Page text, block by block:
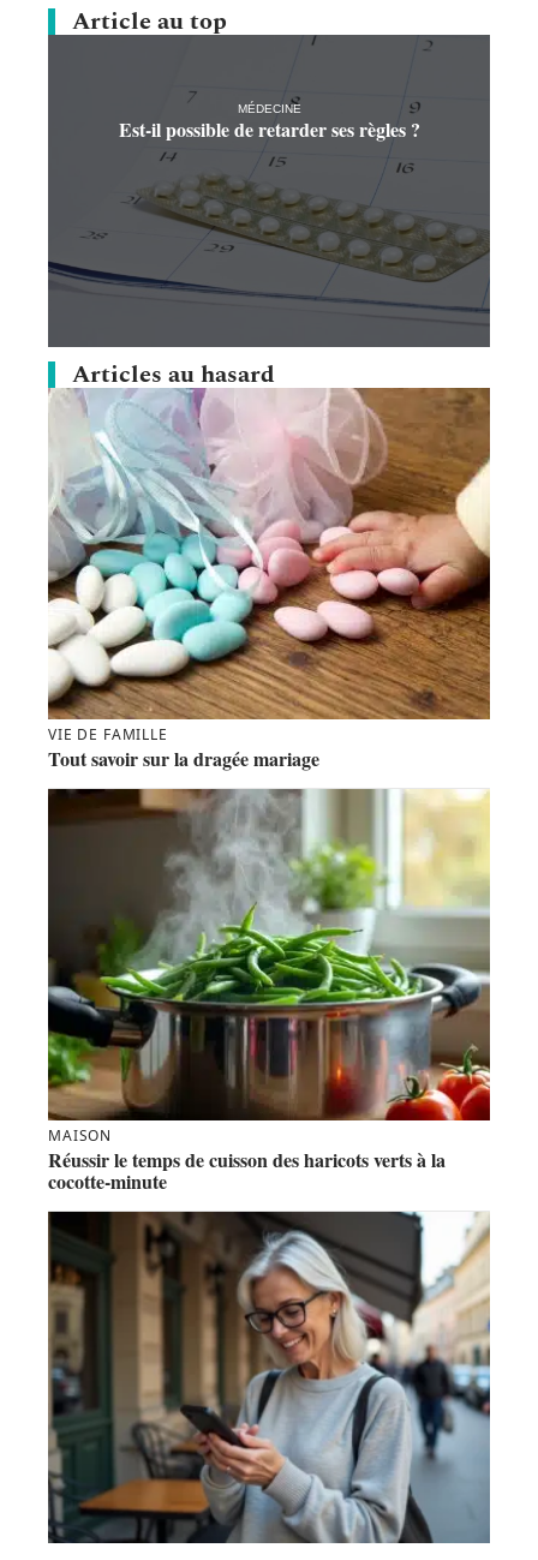
Article au top
MÉDECINE
Est-il possible de retarder ses règles ?
Articles au hasard
VIE DE FAMILLE
Tout savoir sur la dragée mariage
MAISON
Réussir le temps de cuisson des haricots verts à la
cocotte-minute